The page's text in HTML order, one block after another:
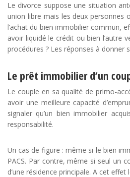
Le divorce suppose une situation
union libre mais les deux personnes
l’achat du bien immobilier commun,
avoir liquidé le crédit ou bien l’autre
procédures ? Les réponses à donner
Le prêt immobilier d’un
Le couple en sa qualité de primo-
avoir une meilleure capacité
signaler qu’un bien immobilier
responsabilité.
Un cas de figure : même si le bien
PACS. Par contre, même si seul un
d’une résidence principale. A cet